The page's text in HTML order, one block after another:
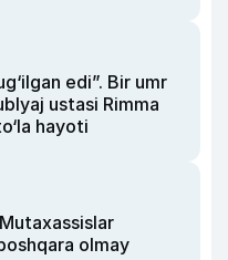
edi”. Bir umr
ustasi Rimma
hayoti
olmay